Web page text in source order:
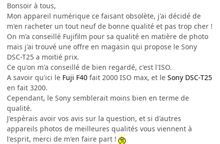
Bonsoir à tous,
Mon appareil numérique ce faisant obsolète, j'ai décidé de
m'en racheter un tout neuf de bonne qualité et pas trop cher !
On m'a conseillé Fujifilm pour sa qualité en matière de photo
mais j'ai trouvé une offre en magasin qui propose le Sony
DSC-T25 a moitié prix.
Ce qu'on m'a conseillé de bien regardé, c'est l'ISO.
A savoir qu'ici le Fuji F40 fait 2000 ISO max, et le Sony DSC-T25
en fait 3200.
Cependant, le Sony semblerait moins bien en terme de
qualité.
J'espèrais avoir vos avis sur la question, et si d'autres
appareils photos de meilleures qualités vous viennent à
l'esprit, merci de m'en faire part !